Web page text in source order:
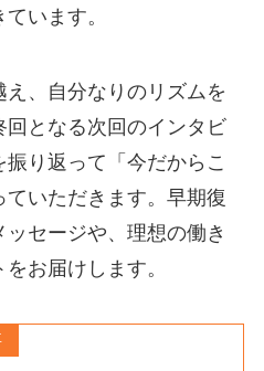
います。
、自分なりのリズムを
となる次回のインタビ
り返って「今だからこ
いただきます。早期復
セージや、理想の働き
お届けします。